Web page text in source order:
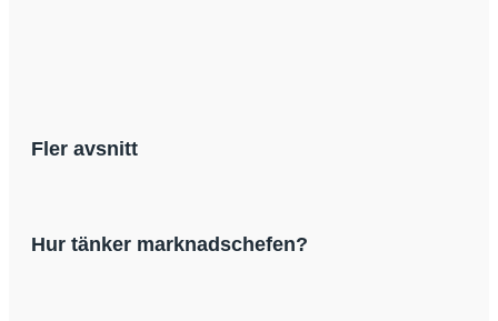
Fler avsnitt
Hur tänker marknadschefen?